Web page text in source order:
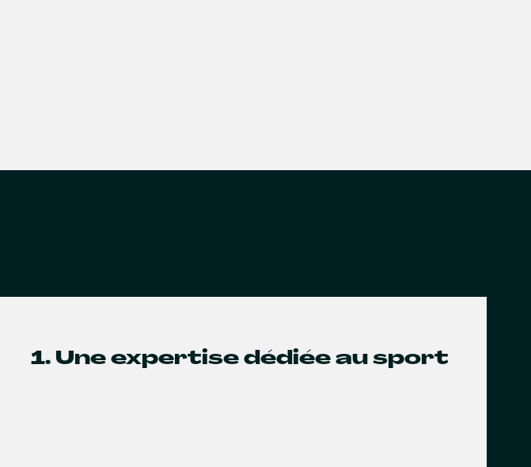
1. Une expertise dédiée au sport